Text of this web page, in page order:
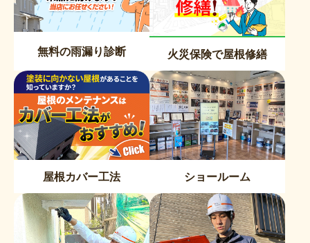
無料の雨漏り診断 火災保険で屋根修繕
屋根カバー工法 ショールーム